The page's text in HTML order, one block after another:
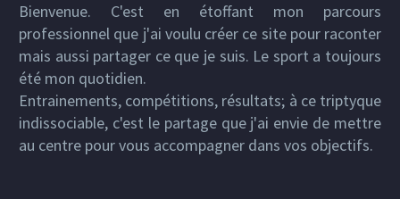
Bienvenue. C'est en étoffant mon parcours
professionnel que j'ai voulu créer ce site pour raconter
mais aussi partager ce que je suis. Le sport a toujours
été mon quotidien.
Entrainements, compétitions, résultats; à ce triptyque
indissociable, c'est le partage que j'ai envie de mettre
au centre pour vous accompagner dans vos objectifs.